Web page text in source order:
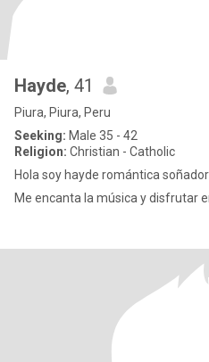
Hayde, 41
Piura, Piura, Peru
Seeking: Male 35 - 42
Religion: Christian - Catholic
Hola soy hayde romántica
Me encanta la música y disfrutar